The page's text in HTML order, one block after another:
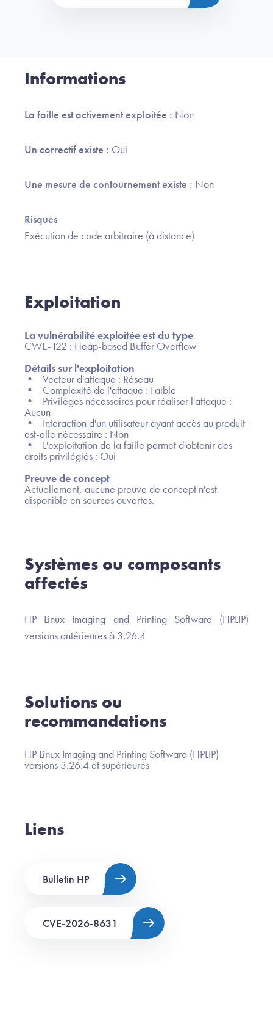
Informations
La faille est activement exploitée : Non
Un correctif existe : Oui
Une mesure de contournement existe : Non
Risques
Exécution de code arbitraire (à distance)
Exploitation
La vulnérabilité exploitée est du type
CWE-122 : Heap-based Buffer Overflow
Détails sur l'exploitation
• Vecteur d'attaque : Réseau
• Complexité de l'attaque : Faible
• Privilèges nécessaires pour réaliser l'attaque :
Aucun
• Interaction d'un utilisateur ayant accès au produit
est-elle nécessaire : Non
• L'exploitation de la faille permet d'obtenir des
droits privilégiés : Oui
Preuve de concept
Actuellement, aucune preuve de concept n'est
disponible en sources ouvertes.
Systèmes ou composants
affectés
HP Linux Imaging and Printing Software (HPLIP)
versions antérieures à 3.26.4
Solutions ou
recommandations
HP Linux Imaging and Printing Software (HPLIP)
versions 3.26.4 et supérieures
Liens
Bulletin HP
CVE-2026-8631